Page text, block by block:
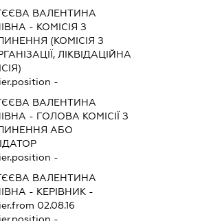
ВАЛЕНТИНА
- КОМІСІЯ З
(КОМІСІЯ З
ЛІКВІДАЦІЙНА
-
ВАЛЕНТИНА
- ГОЛОВА КОМІСІЇ З
АБО
-
ВАЛЕНТИНА
- КЕРІВНИК -
02.08.16
-